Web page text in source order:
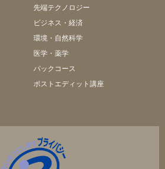
先端テクノロジー
ビジネス・経済
環境・自然科学
医学・薬学
パックコース
ポストエディット講座